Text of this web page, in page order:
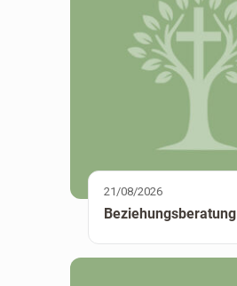
21/08/2026
Beziehungsberatung